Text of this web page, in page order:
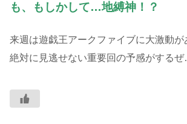
も、もしかして…地縛神！？
来週は遊戯王アークファイブに大激動が
絶対に見逃せない重要回の予感がする